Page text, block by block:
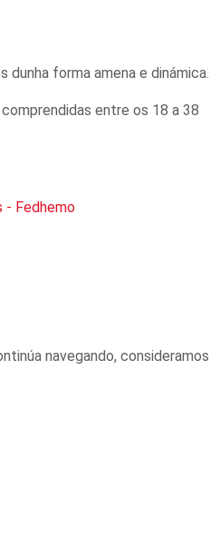
forma amena e dinámica.
entre os 18 a 38
- Fedhemo
navegando, consideramos